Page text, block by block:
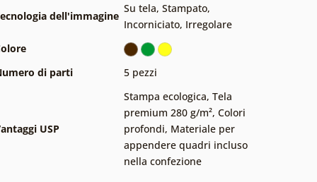
dell'immagine
Su tela, Stampato,
Incorniciato, Irregolare
di parti
5 pezzi
USP
Stampa ecologica, Tela
premium 280 g/m², Colori
profondi, Materiale per
appendere quadri incluso
nella confezione